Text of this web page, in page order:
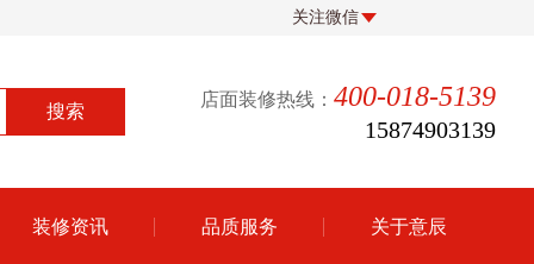
关注微信
店面装修热线： 400-018-5139
15874903139
装修资讯 品质服务 关于意辰